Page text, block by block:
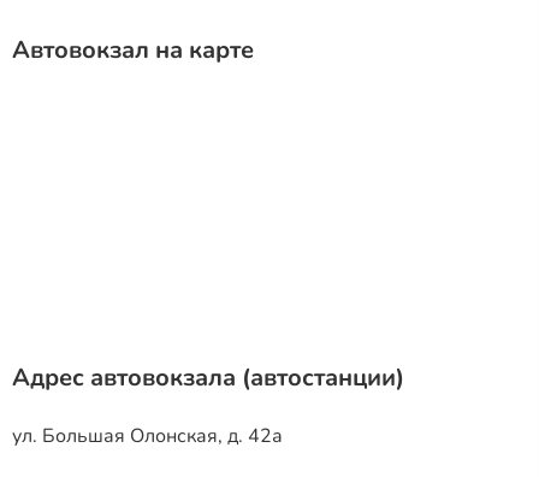
Автовокзал на карте
Адрес автовокзала (автостанции)
ул. Большая Олонская, д. 42а